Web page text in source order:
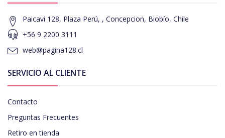
Paicavi 128, Plaza Perú, , Concepcion, Biobío, Chile
+56 9 2200 3111
web@pagina128.cl
SERVICIO AL CLIENTE
Contacto
Preguntas Frecuentes
Retiro en tienda